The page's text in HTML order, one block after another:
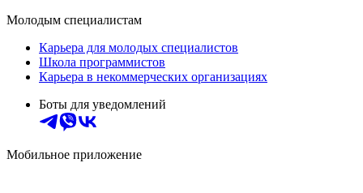
Молодым специалистам
Карьера для молодых специалистов
Школа программистов
Карьера в некоммерческих организациях
Боты для уведомлений
Мобильное приложение